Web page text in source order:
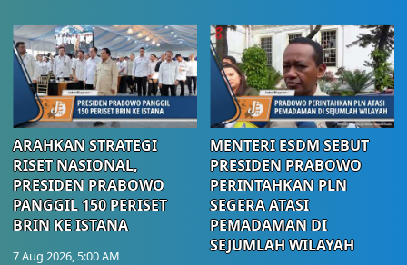
ARAHKAN STRATEGI
RISET NASIONAL,
PRESIDEN PRABOWO
PANGGIL 150 PERISET
BRIN KE ISTANA
7 Aug 2026, 5:00 AM
MENTERI ESDM SEBUT
PRESIDEN PRABOWO
PERINTAHKAN PLN
SEGERA ATASI
PEMADAMAN DI
SEJUMLAH WILAYAH